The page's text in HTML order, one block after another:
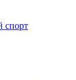
спорт